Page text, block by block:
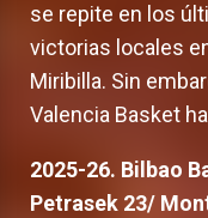
se repite en los
victorias locales
Miribilla. Sin
Valencia Basket
2025-26. Bilbao
Petrasek 23/